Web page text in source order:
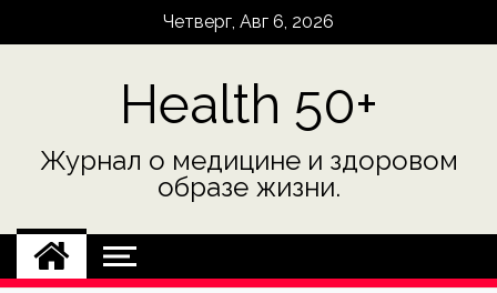
Четверг, Авг 6, 2026
Health 50+
Журнал о медицине и здоровом
образе жизни.